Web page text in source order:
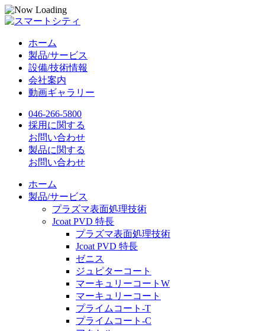
ホーム
製品/サービス
設備/技術情報
会社案内
動画ギャラリー
046-266-5800
採用に関する
お問い合わせ
製品に関する
お問い合わせ
ホーム
製品/サービス
プラズマ表面処理技術
Jcoat PVD 特長
プラズマ表面処理技術
Jcoat PVD 特長
ゼニス
ジュピターコート
マーキュリーコートW
マーキュリーコート
プライムコート-T
プライムコート-C